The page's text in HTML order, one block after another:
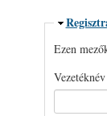
Elrejtés
Ezen
Vezetéknév